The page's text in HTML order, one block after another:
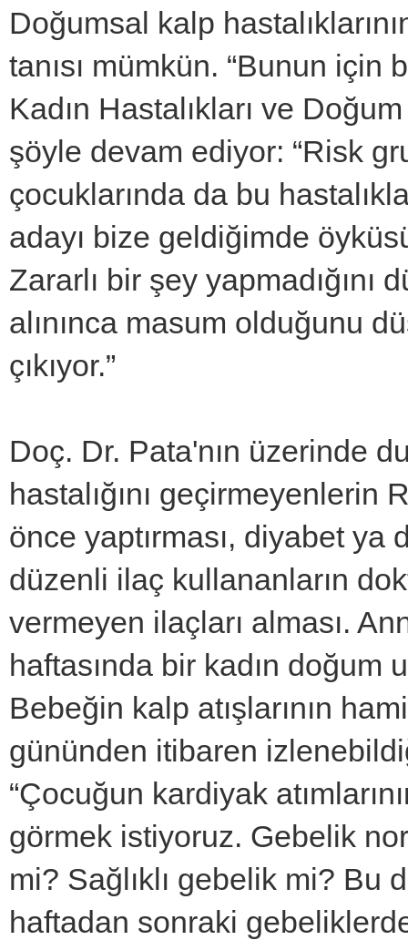
Doğumsal kalp
tanısı mümkün. “Bunun
Kadın Hastalıkları ve
şöyle devam ediyor: “Risk
çocuklarında da bu
adayı bize geldiğimde
Zararlı bir şey yapmadığını
alınınca masum olduğunu
çıkıyor.”
Doç. Dr. Pata'nın üzerinde
hastalığını geçirmeyenlerin
önce yaptırması, diyabet
düzenli ilaç kullananların
vermeyen ilaçları alması.
haftasında bir kadın doğum
Bebeğin kalp atışlarının
gününden itibaren
“Çocuğun kardiyak
görmek istiyoruz. Gebelik
mi? Sağlıklı gebelik mi? Bu
haftadan sonraki